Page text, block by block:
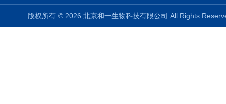
版权所有 © 2026 北京和一生物科技有限公司 All Rights